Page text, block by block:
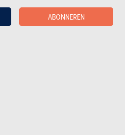
ABONNEREN